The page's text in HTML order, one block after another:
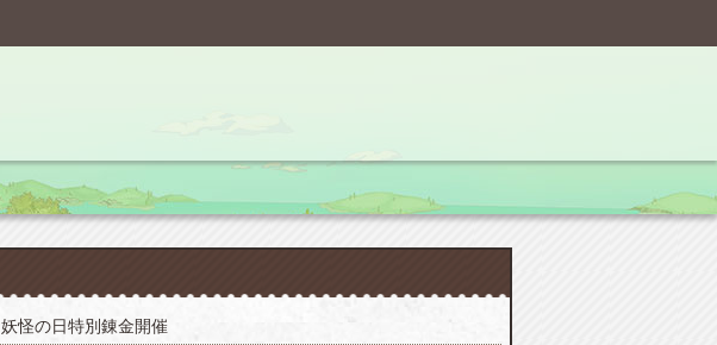
妖怪の日特別錬金開催